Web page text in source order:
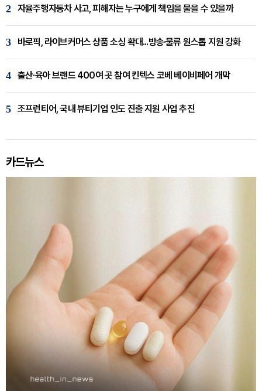
2 자율주행자동차 사고, 피해자는 누구에게 책임을 물을 수 있을까
3 바로픽, 라이브커머스 상품 소싱 확대...방송·물류 원스톱 지원 강화
4 출산·육아 브랜드 400여 곳 참여 킨텍스 코베 베이비페어 개막
5 조프런티어, 국내 뷰티기업 인도 진출 지원 사업 추진
카드뉴스